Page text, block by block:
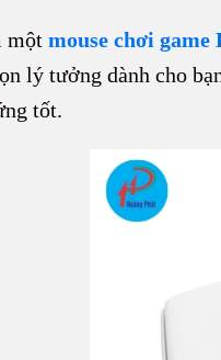
một mouse chơi game
lý tưởng dành cho
tốt.